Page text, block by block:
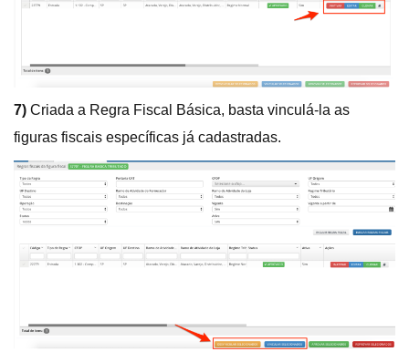
7) Criada a Regra Fiscal Básica, basta vinculá-la as
figuras fiscais específicas já cadastradas.